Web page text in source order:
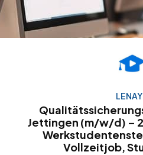
Jettingen (m/w/d) –
Vollzeitjob,